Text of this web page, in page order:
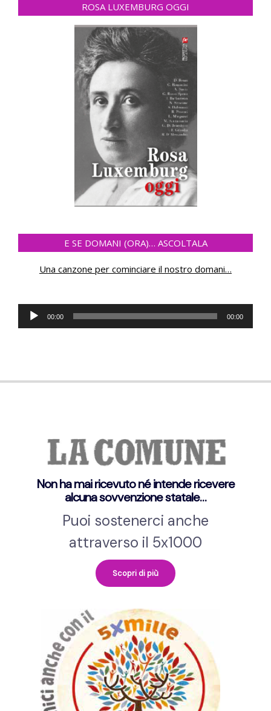
ROSA LUXEMBURG OGGI
E SE DOMANI (ORA)… ASCOLTALA
Una canzone per cominciare il nostro domani…
Audio
Player
00:00 00:00
Non ha mai ricevuto né intende ricevere
alcuna sovvenzione statale…
Puoi sostenerci anche
attraverso il 5x1000
Scopri di più